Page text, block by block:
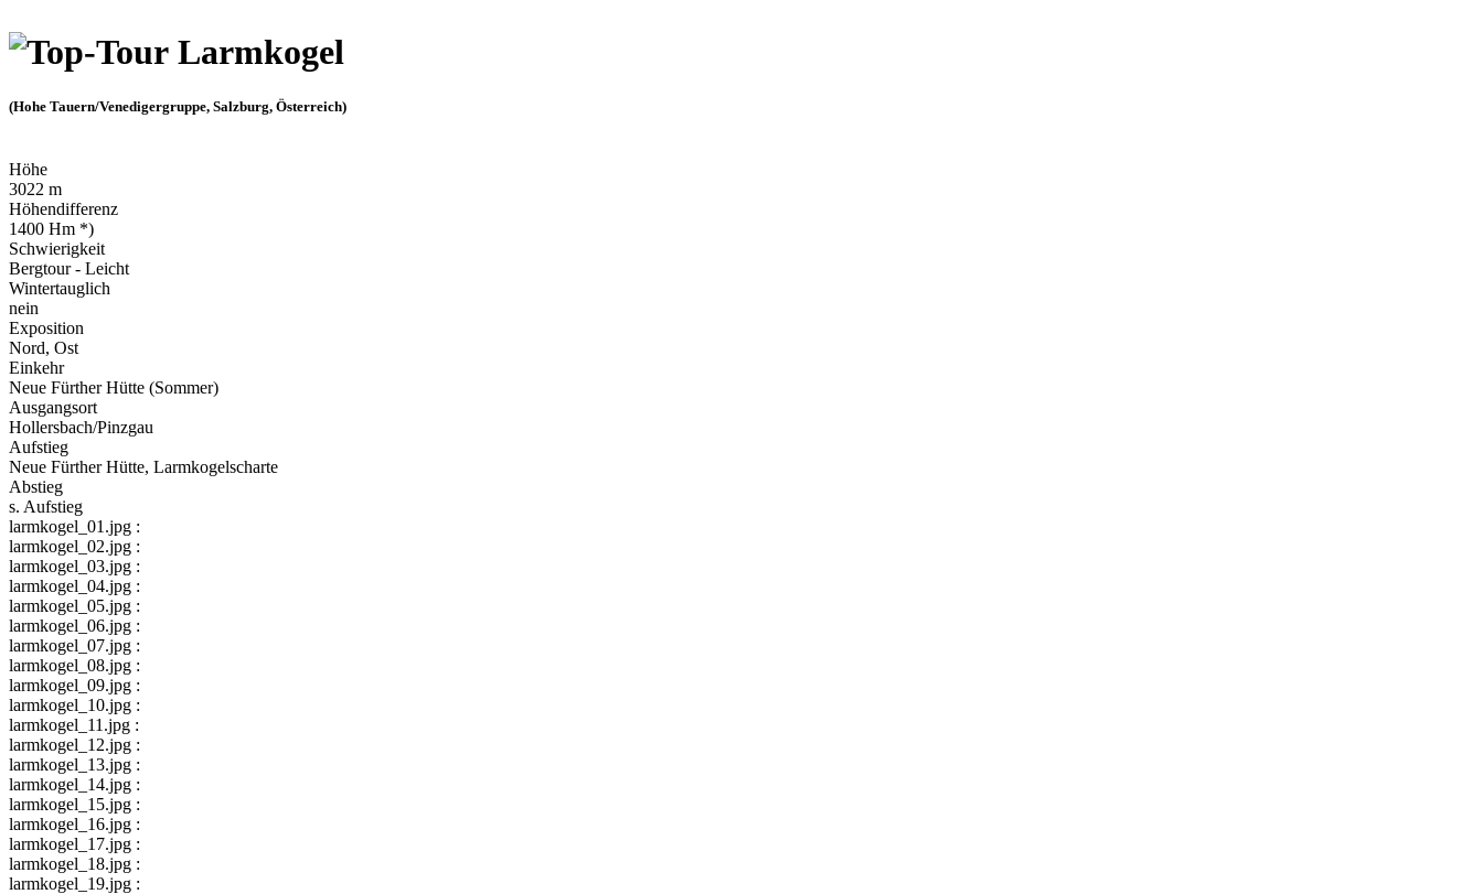
Larmkogel
(Hohe Tauern/Venedigergruppe, Salzburg, Österreich)
Höhe
3022 m
Höhendifferenz
1400 Hm *)
Schwierigkeit
Bergtour - Leicht
Wintertauglich
nein
Exposition
Nord, Ost
Einkehr
Neue Fürther Hütte (Sommer)
Ausgangsort
Hollersbach/Pinzgau
Aufstieg
Neue Fürther Hütte, Larmkogelscharte
Abstieg
s. Aufstieg
larmkogel_01.jpg :
larmkogel_02.jpg :
larmkogel_03.jpg :
larmkogel_04.jpg :
larmkogel_05.jpg :
larmkogel_06.jpg :
larmkogel_07.jpg :
larmkogel_08.jpg :
larmkogel_09.jpg :
larmkogel_10.jpg :
larmkogel_11.jpg :
larmkogel_12.jpg :
larmkogel_13.jpg :
larmkogel_14.jpg :
larmkogel_15.jpg :
larmkogel_16.jpg :
larmkogel_17.jpg :
larmkogel_18.jpg :
larmkogel_19.jpg :